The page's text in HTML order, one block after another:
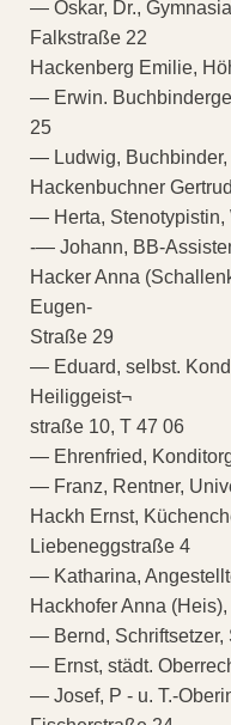
— Oskar, Dr.,
Falkstraße 22
Hackenberg Emilie,
— Erwin.
25
— Ludwig, Buchbinder,
Hackenbuchner
— Herta, Stenotypistin,
-— Johann, BB-
Hacker Anna
Eugen-
Straße 29
— Eduard, selbst.
Heiliggeist¬
straße 10, T 47 06
— Ehrenfried,
— Franz, Rentner,
Hackh Ernst,
Liebeneggstraße 4
— Katharina,
Hackhofer Anna
— Bernd, Schriftsetzer,
— Ernst, städt.
— Josef, P - u. T.-